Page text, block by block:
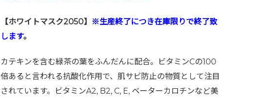
【ホワイトマスク2050】
※生産終了につき在庫限りで終了致
します。
カテキンを含む緑茶の葉をふんだんに配合。ビタミンCの100
倍あると言われる抗酸化作用で、肌サビ防止の物質として注目
されています。ビタミンA2, B2, C, E, ベーターカロチンなど美